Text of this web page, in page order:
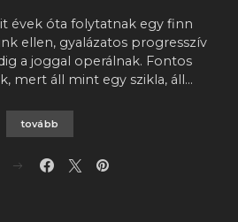
évek óta folytatnak egy finn
ellen, gyalázatos progresszív
a joggal operálnak. Fontos
mert áll mint egy szikla, áll…
tovább